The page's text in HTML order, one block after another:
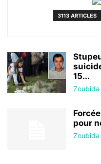
3113 ARTICLES
15...
Zoubida
pour
Zoubida